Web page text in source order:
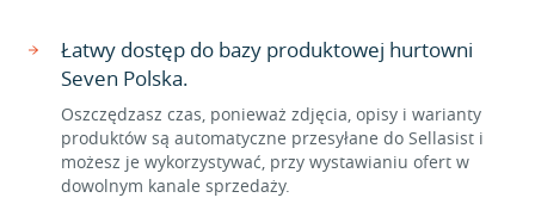
Łatwy dostęp do bazy produktowej hurtowni
Seven Polska.
Oszczędzasz czas, ponieważ zdjęcia, opisy i warianty
produktów są automatyczne przesyłane do Sellasist i
możesz je wykorzystywać, przy wystawianiu ofert w
dowolnym kanale sprzedaży.